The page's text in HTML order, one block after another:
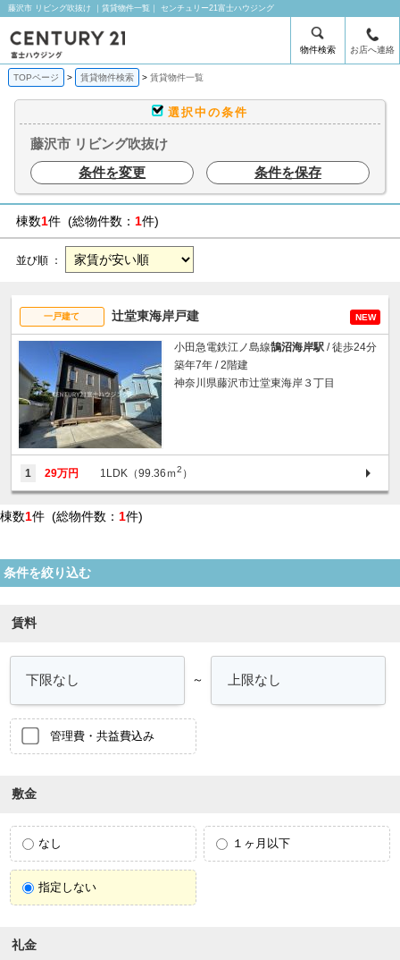
藤沢市 リビング吹抜け ｜賃貸物件一覧｜ センチュリー21富士ハウジング
物件検索 お店へ連絡
TOPページ 賃貸物件検索 賃貸物件一覧
選択中の条件
藤沢市 リビング吹抜け
条件を変更
条件を保存
棟数1件 (総物件数： 1件)
並び順 ：
一戸建て 辻堂東海岸戸建 NEW
小田急電鉄江ノ島線鵠沼海岸駅 / 徒歩24分
築年7年 / 2階建
神奈川県藤沢市辻堂東海岸３丁目
1 29万円 1LDK（99.36ｍ2 ）
棟数1件 (総物件数： 1件)
条件を絞り込む
賃料
～
管理費・共益費込み
敷金
なし １ヶ月以下
指定しない
礼金